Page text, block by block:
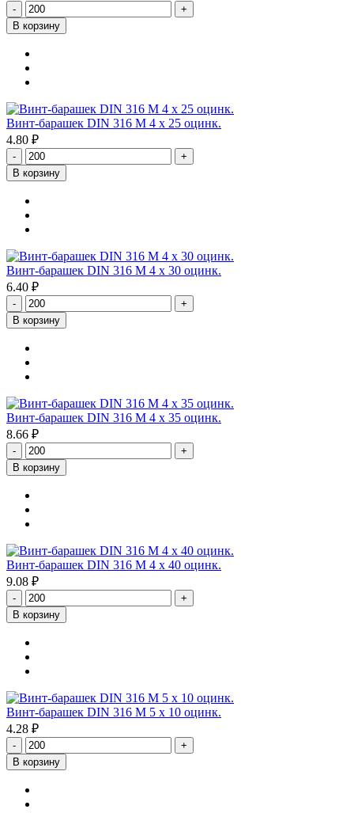
-
+
В корзину
Винт-барашек DIN 316 М 4 х 25 оцинк.
4.80 ₽
-
+
В корзину
Винт-барашек DIN 316 М 4 х 30 оцинк.
6.40 ₽
-
+
В корзину
Винт-барашек DIN 316 М 4 х 35 оцинк.
8.66 ₽
-
+
В корзину
Винт-барашек DIN 316 М 4 х 40 оцинк.
9.08 ₽
-
+
В корзину
Винт-барашек DIN 316 М 5 х 10 оцинк.
4.28 ₽
-
+
В корзину